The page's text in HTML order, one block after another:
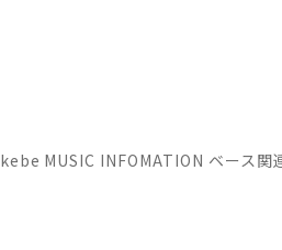
MUSIC INFOMATION ベース関